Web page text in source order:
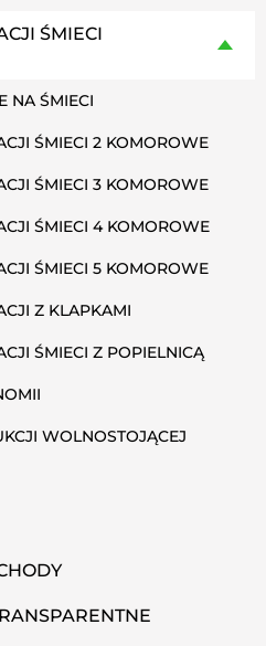
ŚMIECI
NA ŚMIECI
ŚMIECI 2 KOMOROWE
ŚMIECI 3 KOMOROWE
ŚMIECI 4 KOMOROWE
ŚMIECI 5 KOMOROWE
Z KLAPKAMI
ŚMIECI Z POPIELNICĄ
WOLNOSTOJĄCEJ